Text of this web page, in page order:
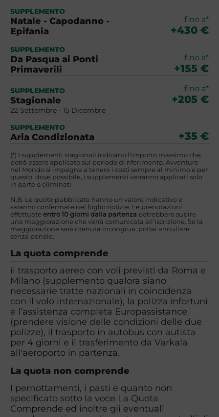
SUPPLEMENTO
Natale - Capodanno -
Epifania
fino a*
+430 €
SUPPLEMENTO
Da Pasqua ai Ponti
Primaverili
fino a*
+155 €
SUPPLEMENTO
Stagionale
22 Settembre - 15 Dicembre
fino a*
+205 €
SUPPLEMENTO
Aria Condizionata +35 €
(*) I supplementi stagionali indicano l'importo massimo che
potrà essere applicato sul periodo di riferimento. Avventure
nel Mondo si impegna a tenere i costi sempre al minimo e per
questo, dove possibile, i supplementi verranno applicati solo
in parte o eliminati.
N.B. Le quote pubblicate hanno un valore indicativo e
saranno confermate nel foglio notizie. Le prenotazioni
effettuate entro 10 giorni dalla partenza potrebbero subire
una maggiorazione che verrà comunicata all'iscrizione. Se la
maggiorazione sarà ritenuta incongrua, potrai annullare
senza penale.
La quota comprende
il trasporto aereo con voli previsti da Roma e
Milano (supplemento qualora siano
necessarie tratte nazionali in coincidenza
con il volo internazionale), la polizza infortuni
e l’assistenza completa Europassistance
(prendere visione delle condizioni delle due
polizze), il trasporto in autobus con autista
per 4 giorni e il trasferimento da Varkala
all'aeroporto in partenza.
La quota non comprende
I pernottamenti, i pasti e quanto non
specificato sotto la voce La Quota
Comprende ed inoltre gli eventuali